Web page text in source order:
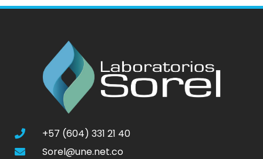
+57 (604) 331 21 40
Sorel@une.net.co